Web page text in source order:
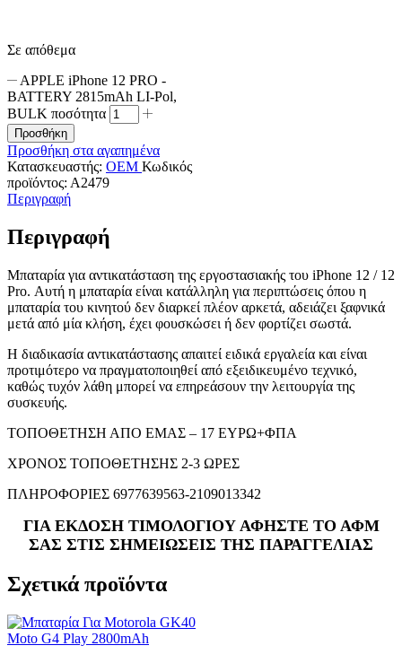
Σε απόθεμα
APPLE iPhone 12 PRO -
BATTERY 2815mAh LI-Pol,
BULK ποσότητα
Προσθήκη
Προσθήκη στα αγαπημένα
Κατασκευαστής: OEM Κωδικός
προϊόντος: Α2479
Περιγραφή
Περιγραφή
Μπαταρία για αντικατάσταση της εργοστασιακής του iPhone 12 / 12
Pro. Αυτή η μπαταρία είναι κατάλληλη για περιπτώσεις όπου η
μπαταρία του κινητού δεν διαρκεί πλέον αρκετά, αδειάζει ξαφνικά
μετά από μία κλήση, έχει φουσκώσει ή δεν φορτίζει σωστά.
Η διαδικασία αντικατάστασης απαιτεί ειδικά εργαλεία και είναι
προτιμότερο να πραγματοποιηθεί από εξειδικευμένο τεχνικό,
καθώς τυχόν λάθη μπορεί να επηρεάσουν την λειτουργία της
συσκευής.
ΤΟΠΟΘΕΤΗΣΗ ΑΠΟ ΕΜΑΣ – 17 ΕΥΡΩ+ΦΠΑ
ΧΡΟΝΟΣ ΤΟΠΟΘΕΤΗΣΗΣ 2-3 ΩΡΕΣ
ΠΛΗΡΟΦΟΡΙΕΣ 6977639563-2109013342
ΓΙΑ ΕΚΔΟΣΗ ΤΙΜΟΛΟΓΙΟΥ ΑΦΗΣΤΕ ΤΟ ΑΦΜ
ΣΑΣ ΣΤΙΣ ΣΗΜΕΙΩΣΕΙΣ ΤΗΣ ΠΑΡΑΓΓΕΛΙΑΣ
Σχετικά προϊόντα